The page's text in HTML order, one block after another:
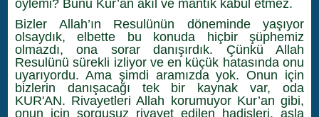
öylemi? Bunu Kur’an akıl ve mantık kabul etmez.
Bizler Allah’ın Resulünün döneminde yaşıyor
olsaydık, elbette bu konuda hiçbir şüphemiz
olmazdı, ona sorar danışırdık. Çünkü Allah
Resulünü sürekli izliyor ve en küçük hatasında onu
uyarıyordu. Ama şimdi aramızda yok. Onun için
bizlerin danışacağı tek bir kaynak var, oda
KUR'AN. Rivayetleri Allah korumuyor Kur’an gibi,
onun için sorgusuz rivayet edilen hadisleri, asla